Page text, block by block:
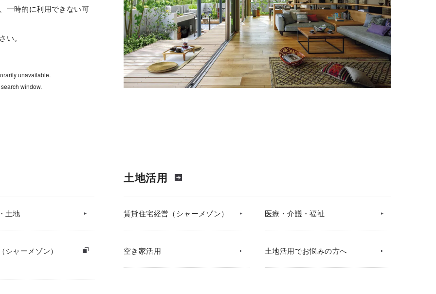
一時的に利用できない可
い。
unavailable.
window.
土地
シャーメゾン）
土地活用
賃貸住宅経営（シャーメゾン） 医療・介護・福祉
空き家活用 土地活用でお悩みの方へ